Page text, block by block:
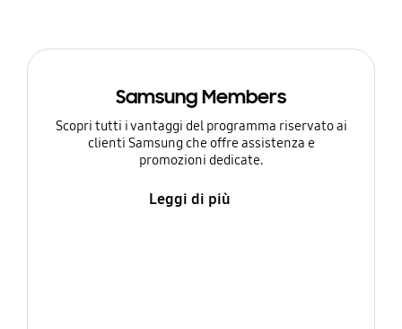
Samsung Members
Scopri tutti i vantaggi del programma riservato ai
clienti Samsung che offre assistenza e
promozioni dedicate.
Leggi di più